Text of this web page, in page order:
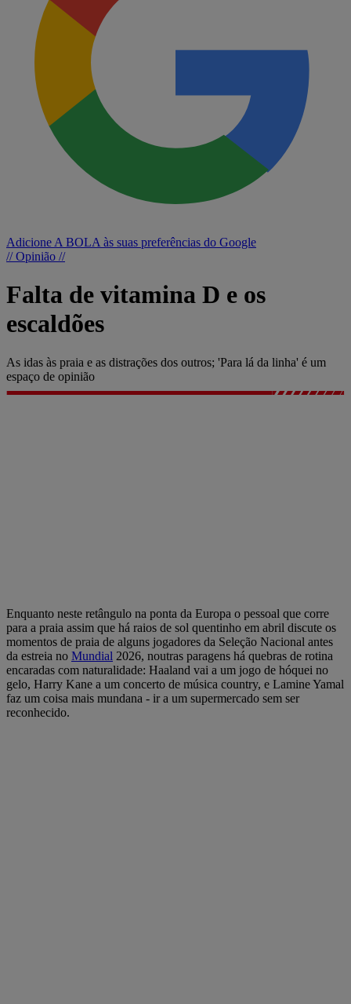
Adicione A BOLA às suas preferências do Google
// Opinião //
Falta de vitamina D e os
escaldões
As idas às praia e as distrações dos outros; 'Para lá da linha' é um
espaço de opinião
Enquanto neste retângulo na ponta da Europa o pessoal que corre
para a praia assim que há raios de sol quentinho em abril discute os
momentos de praia de alguns jogadores da Seleção Nacional antes
da estreia no Mundial 2026, noutras paragens há quebras de rotina
encaradas com naturalidade: Haaland vai a um jogo de hóquei no
gelo, Harry Kane a um concerto de música country, e Lamine Yamal
faz um coisa mais mundana - ir a um supermercado sem ser
reconhecido.